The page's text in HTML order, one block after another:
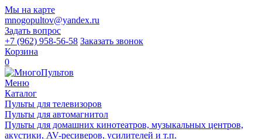
Мы на карте
mnogopultov@yandex.ru
Задать вопрос
+7 (962) 958-56-58 Заказать звонок
Корзина
0
Меню
Каталог
Пульты для телевизоров
Пульты для автомагнитол
Пульты для домашних кинотеатров, музыкальных центров,
акустики, AV-ресиверов, усилителей и т.п.